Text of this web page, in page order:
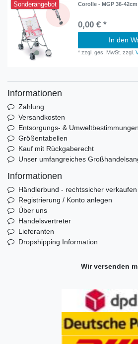
Sonderangebot Corolle - MGP 36-
0,00 € *
In den
*zzgl. ges. MwSt. zzgl.
Informationen
Zahlung
Versandkosten
Entsorgungs- & Umweltbestimmungen
Größentabellen
Kauf mit Rückgaberecht
Unser umfangreiches
Informationen
Händlerbund - rechtssicher verkaufen
Registrierung / Konto anlegen
Über uns
Handelsvertreter
Lieferanten
Dropshipping Information
Wir versenden